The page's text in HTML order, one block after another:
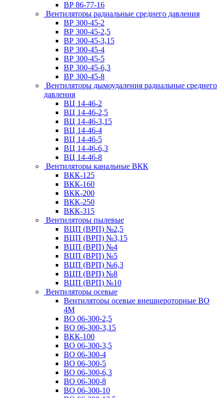
ВР 86-77-16
Вентиляторы радиальные среднего давления
ВР 300-45-2
ВР 300-45-2,5
ВР 300-45-3,15
ВР 300-45-4
ВР 300-45-5
ВР 300-45-6,3
ВР 300-45-8
Вентиляторы дымоудаления радиальные среднего
давления
ВЦ 14-46-2
ВЦ 14-46-2,5
ВЦ 14-46-3,15
ВЦ 14-46-4
ВЦ 14-46-5
ВЦ 14-46-6,3
ВЦ 14-46-8
Вентиляторы канальные ВКК
ВКК-125
ВКК-160
ВКК-200
ВКК-250
ВКК-315
Вентиляторы пылевые
ВЦП (ВРП) №2,5
ВЦП (ВРП) №3,15
ВЦП (ВРП) №4
ВЦП (ВРП) №5
ВЦП (ВРП) №6,3
ВЦП (ВРП) №8
ВЦП (ВРП) №10
Вентиляторы осевые
Вентиляторы осевые внешнероторные ВО
4М
ВО 06-300-2,5
ВО 06-300-3,15
ВКК-100
ВО 06-300-3,5
ВО 06-300-4
ВО 06-300-5
ВО 06-300-6,3
ВО 06-300-8
ВО 06-300-10